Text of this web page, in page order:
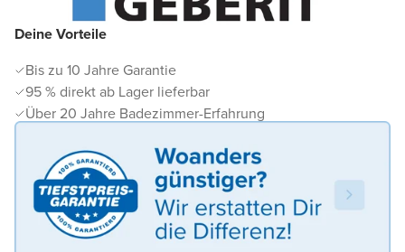
Deine Vorteile
Bis zu 10 Jahre Garantie
95 % direkt ab Lager lieferbar
Über 20 Jahre Badezimmer-Erfahrung